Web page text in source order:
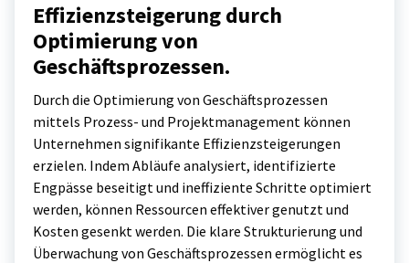
Effizienzsteigerung durch
Optimierung von
Geschäftsprozessen.
Durch die Optimierung von Geschäftsprozessen
mittels Prozess- und Projektmanagement können
Unternehmen signifikante Effizienzsteigerungen
erzielen. Indem Abläufe analysiert, identifizierte
Engpässe beseitigt und ineffiziente Schritte optimiert
werden, können Ressourcen effektiver genutzt und
Kosten gesenkt werden. Die klare Strukturierung und
Überwachung von Geschäftsprozessen ermöglicht es